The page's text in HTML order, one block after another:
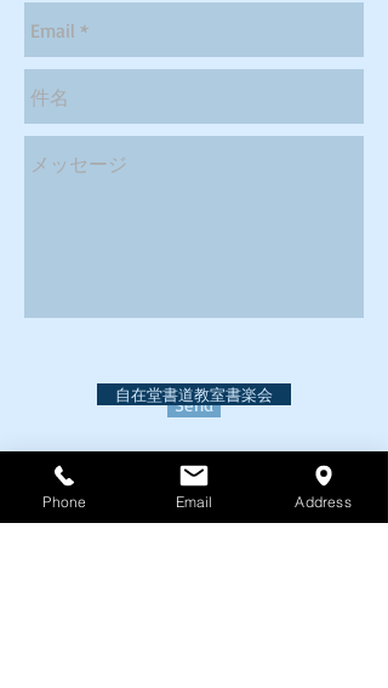
Send
自在堂書道教室書楽会
seigen99@gma
il.com
Phone Email Address